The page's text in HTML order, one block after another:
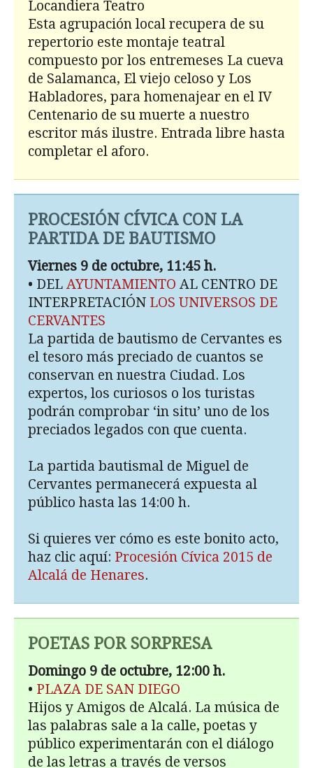
Locandiera Teatro
Esta agrupación local recupera de su
repertorio este montaje teatral
compuesto por los entremeses La cueva
de Salamanca, El viejo celoso y Los
Habladores, para homenajear en el IV
Centenario de su muerte a nuestro
escritor más ilustre. Entrada libre hasta
completar el aforo.
PROCESIÓN CÍVICA CON LA
PARTIDA DE BAUTISMO
Viernes 9 de octubre, 11:45 h.
• DEL AYUNTAMIENTO AL CENTRO DE
INTERPRETACIÓN LOS UNIVERSOS DE
CERVANTES
La partida de bautismo de Cervantes es
el tesoro más preciado de cuantos se
conservan en nuestra Ciudad. Los
expertos, los curiosos o los turistas
podrán comprobar ‘in situ’ uno de los
preciados legados con que cuenta.
La partida bautismal de Miguel de
Cervantes permanecerá expuesta al
público hasta las 14:00 h.
Si quieres ver cómo es este bonito acto,
haz clic aquí: Procesión Cívica 2015 de
Alcalá de Henares.
POETAS POR SORPRESA
Domingo 9 de octubre, 12:00 h.
• PLAZA DE SAN DIEGO
Hijos y Amigos de Alcalá. La música de
las palabras sale a la calle, poetas y
público experimentarán con el diálogo
de las letras a través de versos